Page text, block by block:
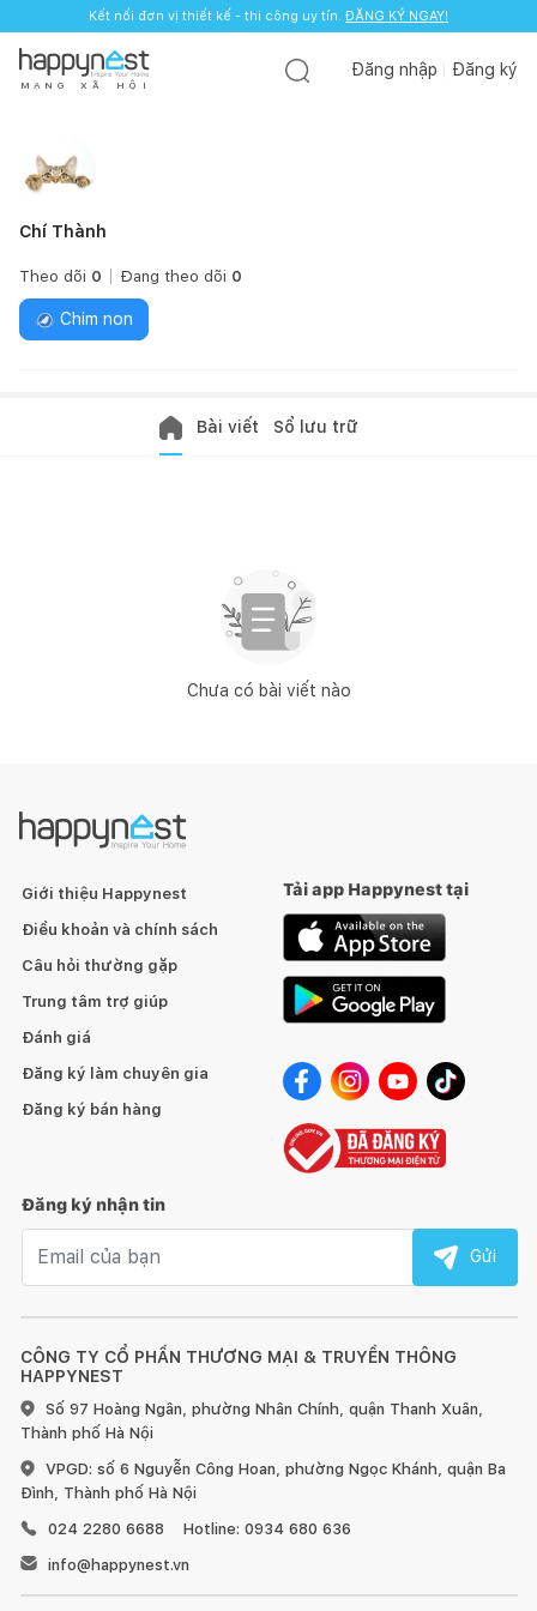
Kết nối đơn vị thiết kế - thi công uy tín. ĐĂNG KÝ NGAY!
M Ạ N G X Ã H Ộ I
Đăng nhập Đăng ký
Chí Thành
Theo dõi 0 Đang theo dõi 0
Chim non
Bài viết Sổ lưu trữ
Chưa có bài viết nào
CÔNG TY CỔ PHẦN THƯƠNG MẠI & TRUYỀN THÔNG
HAPPYNEST
Số 97 Hoàng Ngân, phường Nhân Chính, quận Thanh Xuân,
Thành phố Hà Nội
VPGD: số 6 Nguyễn Công Hoan, phường Ngọc Khánh, quận Ba
Đình, Thành phố Hà Nội
024 2280 6688
Hotline: 0934 680 636
info@happynest.vn
Giới thiệu Happynest
Điều khoản và chính sách
Câu hỏi thường gặp
Trung tâm trợ giúp
Đánh giá
Đăng ký làm chuyên gia
Đăng ký bán hàng
Tải app Happynest tại
Đăng ký nhận tin
Gửi